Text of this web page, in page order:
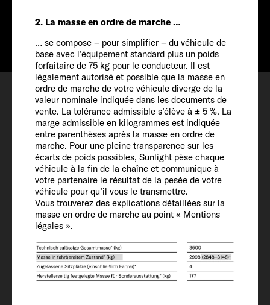
2. La masse en ordre de marche …
… se compose – pour simplifier – du véhicule de
base avec l’équipement standard plus un poids
forfaitaire de 75 kg pour le conducteur. Il est
légalement autorisé et possible que la masse en
ordre de marche de votre véhicule diverge de la
valeur nominale indiquée dans les documents de
vente. La tolérance admissible s’élève à ± 5 %. La
marge admissible en kilogrammes est indiquée
entre parenthèses après la masse en ordre de
marche. Pour une pleine transparence sur les
écarts de poids possibles, Sunlight pèse chaque
véhicule à la fin de la chaîne et communique à
votre partenaire le résultat de la pesée de votre
véhicule pour qu’il vous le transmettre.
Vous trouverez des explications détaillées sur la
masse en ordre de marche au point « Mentions
légales ».
64'990
Configurer
Rendez-vous
Favoris
Véhicule
Longueur / largeur / hauteur
739 / 232 / 293 cm